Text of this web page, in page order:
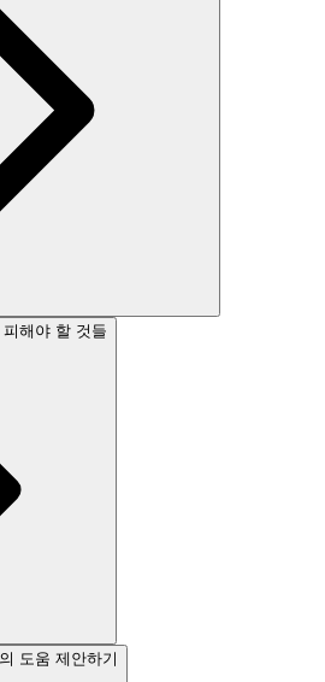
해야 할 것들
도움 제안하기